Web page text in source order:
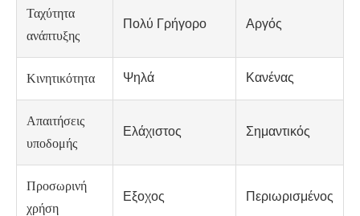
Ταχύτητα
ανάπτυξης
Πολύ Γρήγορο Αργός
Κινητικότητα Ψηλά Κανένας
Απαιτήσεις
υποδομής
Ελάχιστος Σημαντικός
Προσωρινή
χρήση
Εξοχος Περιωρισμένος